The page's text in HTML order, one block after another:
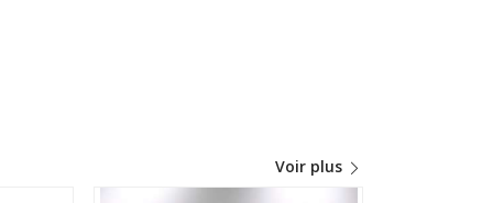
Voir plus